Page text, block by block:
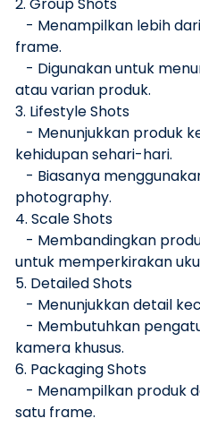
2. Group Shots
- Menampilkan lebih
frame.
- Digunakan untuk
atau varian produk.
3. Lifestyle Shots
- Menunjukkan produk
kehidupan sehari-hari.
- Biasanya
photography.
4. Scale Shots
- Membandingkan
untuk memperkirakan
5. Detailed Shots
- Menunjukkan detail
- Membutuhkan
kamera khusus.
6. Packaging Shots
- Menampilkan produk
satu frame.